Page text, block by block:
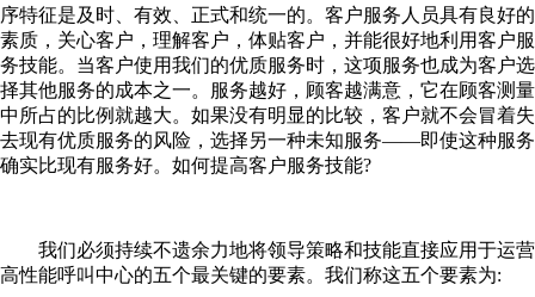
序特征是及时、有效、正式和统一的。客户服务人员具有良好的
素质，关心客户，理解客户，体贴客户，并能很好地利用客户服
务技能。当客户使用我们的优质服务时，这项服务也成为客户选
择其他服务的成本之一。服务越好，顾客越满意，它在顾客测量
中所占的比例就越大。如果没有明显的比较，客户就不会冒着失
去现有优质服务的风险，选择另一种未知服务——即使这种服务
确实比现有服务好。如何提高客户服务技能?
我们必须持续不遗余力地将领导策略和技能直接应用于运营
高性能呼叫中心的五个最关键的要素。我们称这五个要素为: